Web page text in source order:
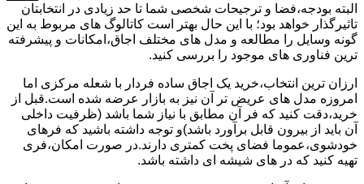
البته بودجه،فضا و ترجیحات شخصی شما تا حد زیادی در انتخابتان
تاثیرگذار خواهد بود؛ با این حال بهتر است کاتالوگ های مربوط به این
گونه وسایل را مطالعه و مدل های مختلف اجاق،امکانات و پیشرفته
ترین فناوری های موجود را بررسی کنید.
ارزان ترین انتخاب،خرید یک اجاق ساده فردار با شعله مرکزی اما
امروزه مدل های عریض تر آن نیز به بازار عرضه شده است.قبل از
خرید،دقت کنید که فر آن مطابق با نیاز شما باشد (ظرفیت داخلی
آن باید از بیرون قابل برآورد باشد)و توجه داشته باشید که فرهای
خودشوی،عموما فضای پخت کمتری دارند.در صورت امکان،فری
تهیه کنید که در های شیشه ای داشته باشد.